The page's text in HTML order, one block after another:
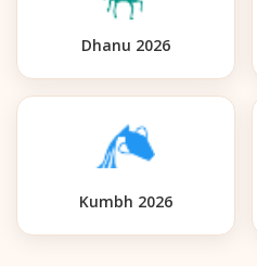
Dhanu 2026
Kumbh 2026